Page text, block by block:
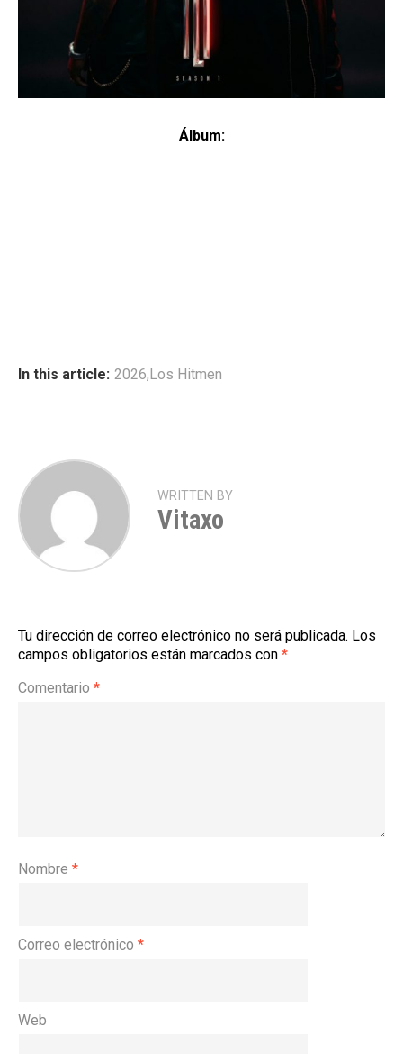
Álbum:
In this article: 2026,Los Hitmen
WRITTEN BY
Vitaxo
Tu dirección de correo electrónico no será publicada. Los
campos obligatorios están marcados con *
Comentario *
Nombre *
Correo electrónico *
Web